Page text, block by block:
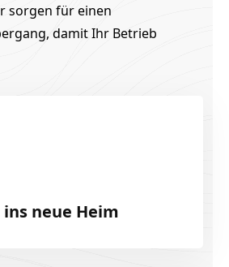
sorgen für einen
damit Ihr Betrieb
neue Heim